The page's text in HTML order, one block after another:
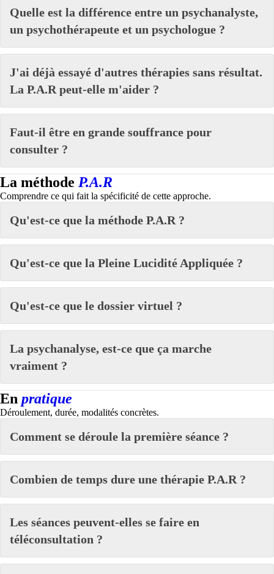
Quelle est la différence entre un psychanalyste,
un psychothérapeute et un psychologue ?
J'ai déjà essayé d'autres thérapies sans résultat.
La P.A.R peut-elle m'aider ?
Faut-il être en grande souffrance pour
consulter ?
La méthode P.A.R
Comprendre ce qui fait la spécificité de cette approche.
Qu'est-ce que la méthode P.A.R ?
Qu'est-ce que la Pleine Lucidité Appliquée ?
Qu'est-ce que le dossier virtuel ?
La psychanalyse, est-ce que ça marche
vraiment ?
En pratique
Déroulement, durée, modalités concrètes.
Comment se déroule la première séance ?
Combien de temps dure une thérapie P.A.R ?
Les séances peuvent-elles se faire en
téléconsultation ?